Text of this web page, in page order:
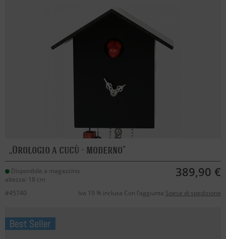
Orologio a cucù - moderno
Disponibile a magazzino
altezza: 18 cm
389,90 €
#45740 Iva 19 % inclusa Con l’aggiunta Spese di spedizione